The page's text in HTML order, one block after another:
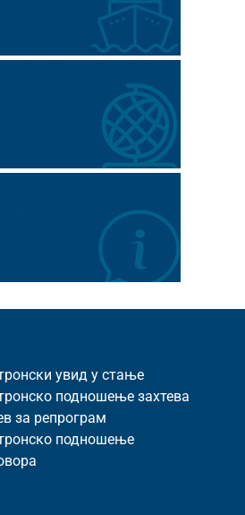
увид у стање
подношење захтева
за репрограм
подношење